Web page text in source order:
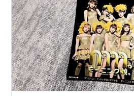
2003
年9月
23日
： TBSラジオ「タンポポ編集
2003
年12月
24日
： 写真集「I」発売。
2004
：
CBCラジオ「美勇伝 石川